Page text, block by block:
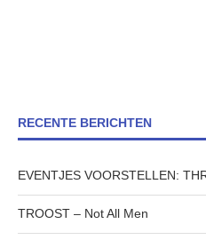
RECENTE BERICHTEN
EVENTJES VOORSTELLEN:
TROOST – Not All Men